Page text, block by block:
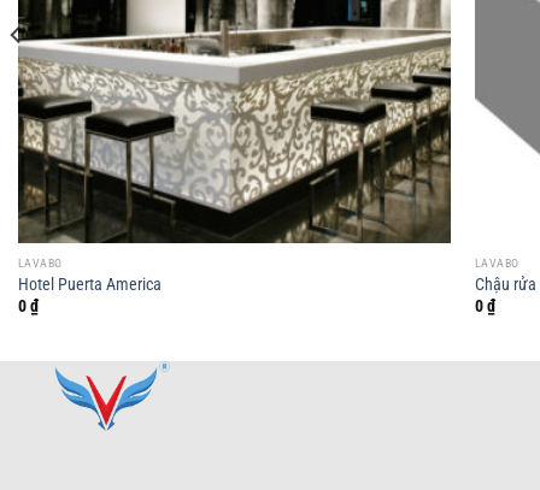
LAVABO
Hotel Puerta America
0₫
LAVABO
Chậu
0₫